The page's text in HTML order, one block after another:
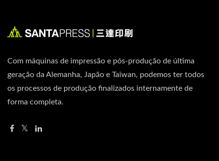
Com máquinas de impressão e pós-produção de última
geração da Alemanha, Japão e Taiwan, podemos ter todos
os processos de produção finalizados internamente de
forma completa.